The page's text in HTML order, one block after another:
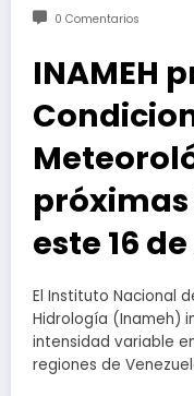
0 Comentarios
INAMEH
próximas
este 16
El Instituto Nacional
Hidrología (Inameh)
intensidad variable
regiones de